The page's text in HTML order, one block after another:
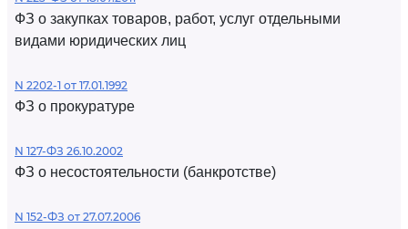
ФЗ о закупках товаров, работ, услуг отдельными
видами юридических лиц
N 2202-1 от 17.01.1992
ФЗ о прокуратуре
N 127-ФЗ 26.10.2002
ФЗ о несостоятельности (банкротстве)
N 152-ФЗ от 27.07.2006